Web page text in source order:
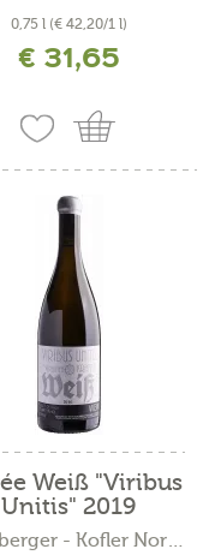
0,75 l (€ 42,20/1 l)
€ 31,65
Weiß "Viribus
Unitis" 2019
Kiemberger - Kofler Norbert